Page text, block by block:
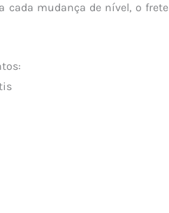
cada mudança de nível, o frete